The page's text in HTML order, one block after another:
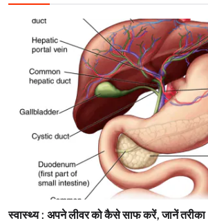
स्वास्थ्य : अपने लीवर को कैसे साफ करें, जानें तरीका